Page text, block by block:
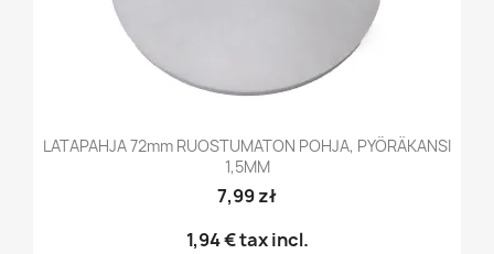
LATAPAHJA 72mm RUOSTUMATON POHJA, PYÖRÄKANSI
1,5MM
7,99 zł
1,94 €tax incl.